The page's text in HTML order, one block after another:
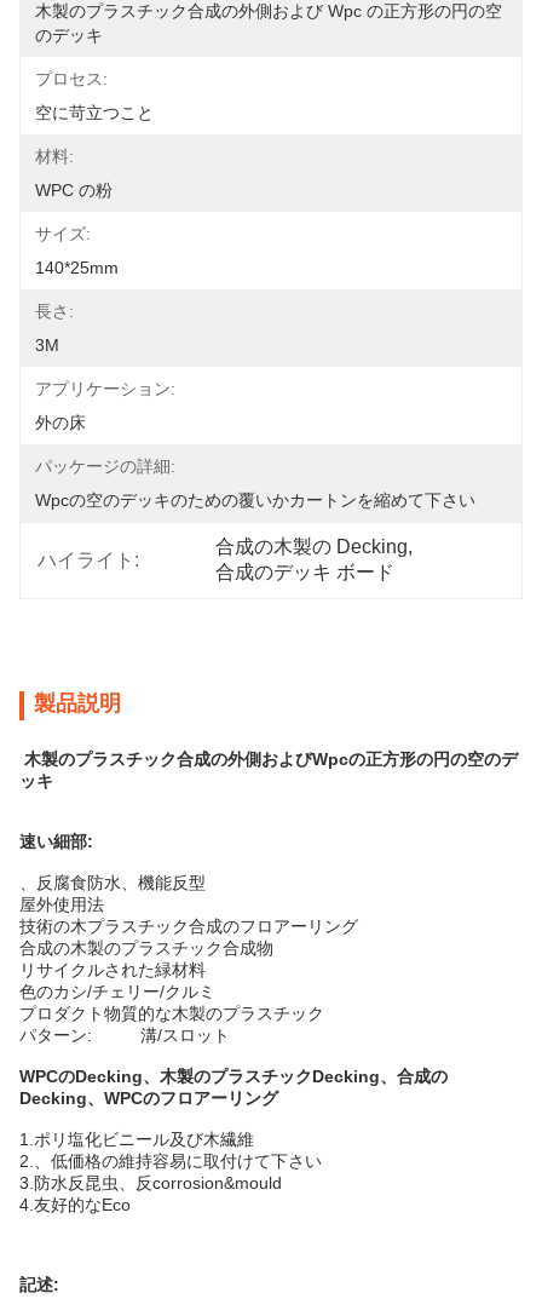
木製のプラスチック合成の外側および Wpc の正方形の円の空
のデッキ
プロセス:
空に苛立つこと
材料:
WPC の粉
サイズ:
140*25mm
長さ:
3M
アプリケーション:
外の床
パッケージの詳細:
Wpcの空のデッキのための覆いかカートンを縮めて下さい
ハイライト:
合成の木製の Decking,
合成のデッキ ボード
製品説明
木製のプラスチック合成の外側およびWpcの正方形の円の空のデ
ッキ
速い細部:
、反腐食防水、機能反型
屋外使用法
技術の木プラスチック合成のフロアーリング
合成の木製のプラスチック合成物
リサイクルされた緑材料
色のカシ/チェリー/クルミ
プロダクト物質的な木製のプラスチック
パターン: 溝/スロット
WPCのDecking、木製のプラスチックDecking、合成の
Decking、WPCのフロアーリング
1.ポリ塩化ビニール及び木繊維
2.、低価格の維持容易に取付けて下さい
3.防水反昆虫、反corrosion&mould
4.友好的なEco
記述: